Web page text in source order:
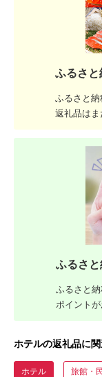
ふるさと
ふるさと
返礼品はま
ふるさと
ふるさと
ポイント
ホテルの返礼品に
ホテル 旅館・